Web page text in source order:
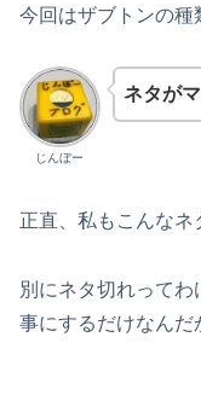
今回はザブトンの種
じんぼー
ネタが
正直、私もこんなネ
別にネタ切れって
事にするだけなんだ